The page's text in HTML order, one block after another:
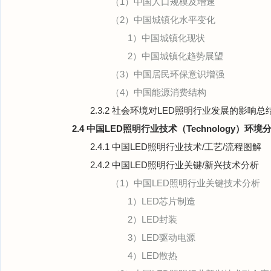
（2）中国城镇化水平变化
1）中国城镇化现状
2）中国城镇化趋势展望
（3）中国居民环保意识增强
（4）中国能源消费结构
2.3.2 社会环境对LED照明行业发展的影响总
2.4 中国LED照明行业技术（Technology）环境
2.4.1 中国LED照明行业技术/工艺/流程图解
2.4.2 中国LED照明行业关键/新兴技术分析
（1）中国LED照明行业关键技术分析
1）LED芯片制造
2）LED封装
3）LED驱动电源
4）LED散热